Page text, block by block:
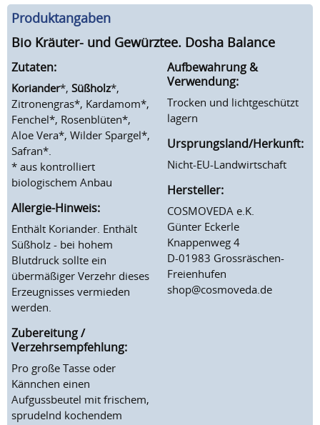
Produktangaben
Bio Kräuter- und Gewürztee. Dosha Balance
Zutaten:
Koriander*, Süßholz*,
Zitronengras*, Kardamom*,
Fenchel*, Rosenblüten*,
Aloe Vera*, Wilder Spargel*,
Safran*.
* aus kontrolliert
biologischem Anbau
Allergie-Hinweis:
Enthält Koriander. Enthält
Süßholz - bei hohem
Blutdruck sollte ein
übermäßiger Verzehr dieses
Erzeugnisses vermieden
werden.
Zubereitung /
Verzehrsempfehlung:
Pro große Tasse oder
Kännchen einen
Aufgussbeutel mit frischem,
sprudelnd kochendem
Aufbewahrung &
Verwendung:
Trocken und lichtgeschützt
lagern
Ursprungsland/Herkunft:
Nicht-EU-Landwirtschaft
Hersteller:
COSMOVEDA e.K.
Günter Eckerle
Knappenweg 4
D-01983 Grossräschen-
Freienhufen
shop@cosmoveda.de